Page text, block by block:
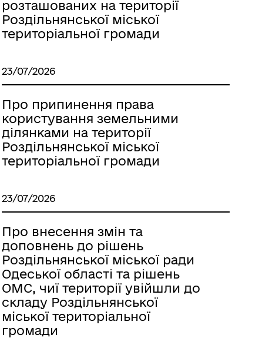
розташованих на території
Роздільнянської міської
територіальної громади
23/07/2026
Про припинення права
користування земельними
ділянками на території
Роздільнянської міської
територіальної громади
23/07/2026
Про внесення змін та
доповнень до рішень
Роздільнянської міської ради
Одеської області та рішень
ОМС, чиї території увійшли до
складу Роздільнянської
міської територіальної
громади